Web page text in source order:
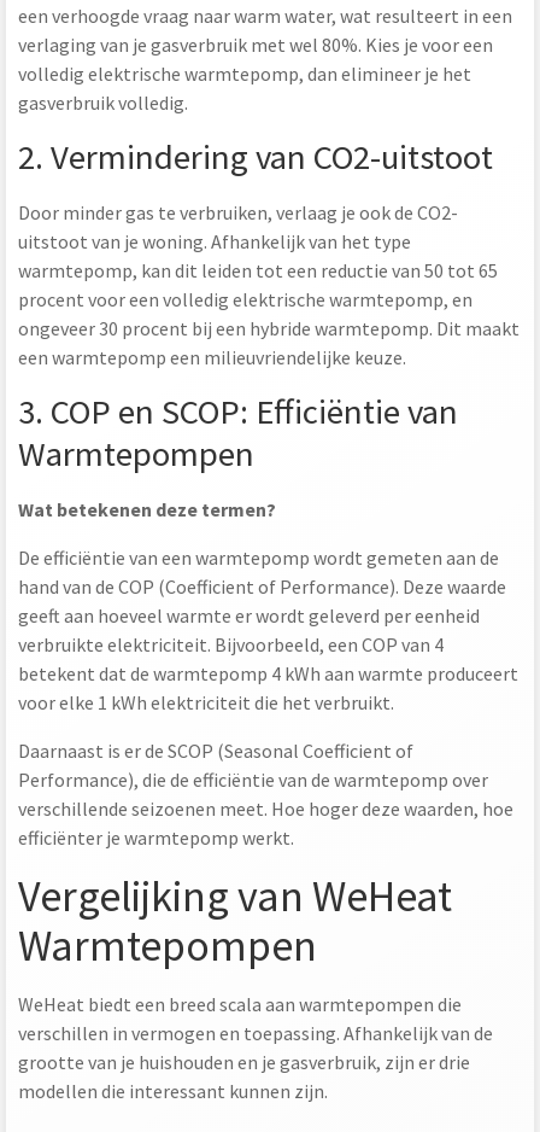
een verhoogde vraag naar warm water, wat resulteert in een
verlaging van je gasverbruik met wel 80%. Kies je voor een
volledig elektrische warmtepomp, dan elimineer je het
gasverbruik volledig.
2. Vermindering van CO2-uitstoot
Door minder gas te verbruiken, verlaag je ook de CO2-
uitstoot van je woning. Afhankelijk van het type
warmtepomp, kan dit leiden tot een reductie van 50 tot 65
procent voor een volledig elektrische warmtepomp, en
ongeveer 30 procent bij een hybride warmtepomp. Dit maakt
een warmtepomp een milieuvriendelijke keuze.
3. COP en SCOP: Efficiëntie van
Warmtepompen
Wat betekenen deze termen?
De efficiëntie van een warmtepomp wordt gemeten aan de
hand van de COP (Coefficient of Performance). Deze waarde
geeft aan hoeveel warmte er wordt geleverd per eenheid
verbruikte elektriciteit. Bijvoorbeeld, een COP van 4
betekent dat de warmtepomp 4 kWh aan warmte produceert
voor elke 1 kWh elektriciteit die het verbruikt.
Daarnaast is er de SCOP (Seasonal Coefficient of
Performance), die de efficiëntie van de warmtepomp over
verschillende seizoenen meet. Hoe hoger deze waarden, hoe
efficiënter je warmtepomp werkt.
Vergelijking van WeHeat
Warmtepompen
WeHeat biedt een breed scala aan warmtepompen die
verschillen in vermogen en toepassing. Afhankelijk van de
grootte van je huishouden en je gasverbruik, zijn er drie
modellen die interessant kunnen zijn.